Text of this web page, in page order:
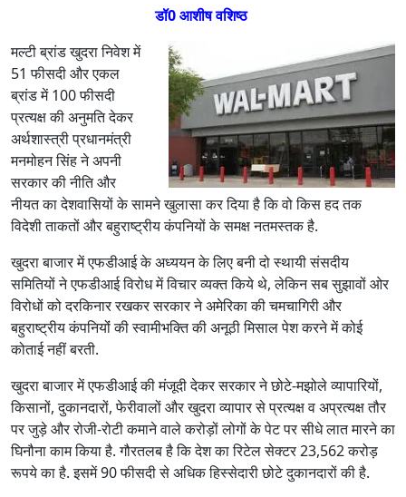
डॉ0 आशीष वशिष्ठ
मल्टी ब्रांड खुदरा निवेश में
51 फीसदी और एकल
ब्रांड में 100 फीसदी
प्रत्यक्ष की अनुमति देकर
अर्थशास्त्री प्रधानमंत्री
मनमोहन सिंह ने अपनी
सरकार की नीति और
नीयत का देशवासियों के सामने खुलासा कर दिया है कि वो किस हद तक
विदेशी ताकतों और बहुराष्ट्रीय कंपनियों के समक्ष नतमस्तक है.
खुदरा बाजार में एफडीआई के अध्ययन के लिए बनी दो स्थायी संसदीय
समितियों ने एफडीआई विरोध में विचार व्यक्त किये थे, लेकिन सब सुझावों ओर
विरोधों को दरकिनार रखकर सरकार ने अमेरिका की चमचागिरी और
बहुराष्ट्रीय कंपनियोंं की स्वामीभक्ति की अनूठी मिसाल पेश करने में कोई
कोताई नहीं बरती.
खुदरा बाजार में एफडीआई की मंजूदी देकर सरकार ने छोटे-मझोले व्यापारियों,
किसानों, दुकानदारों, फेरीवालों और खुदरा व्यापार से प्रत्यक्ष व अप्रत्यक्ष तौर
पर जुड़े और रोजी-रोटी कमाने वाले करोड़ों लोगों के पेट पर सीधे लात मारने का
घिनौना काम किया है. गौरतलब है कि देश का रिटेल सेक्टर 23,562 करोड़
रूपये का है. इसमें 90 फीसदी से अधिक हिस्सेदारी छोटे दुकानदारों की है.